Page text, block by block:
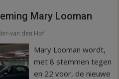
Mary Looman
van den Hof
Mary Looman wordt,
met 8 stemmen tegen
en 22 voor, de nieuwe